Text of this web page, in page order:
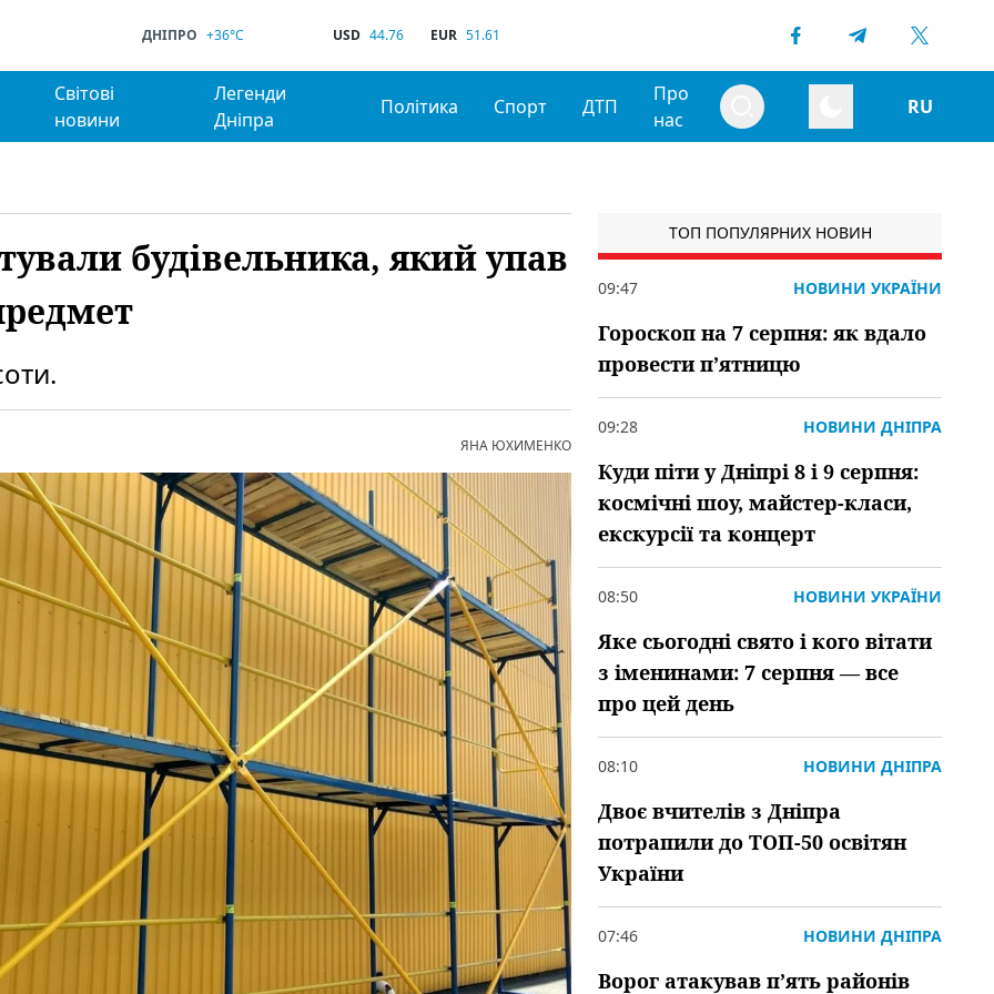
ДНІПРО +36°C USD 44.76 EUR 51.61
Світові
новини
Легенди
Дніпра
Політика Спорт ДТП
Про
нас
RU
будівельника, який упав
ЯНА ЮХИМЕНКО
ТОП ПОПУЛЯРНИХ НОВИН
09:47 НОВИНИ УКРАЇНИ
Гороскоп на 7 серпня: як вдало
провести пʼятницю
09:28 НОВИНИ ДНІПРА
Куди піти у Дніпрі 8 і 9 серпня:
космічні шоу, майстер-класи,
екскурсії та концерт
08:50 НОВИНИ УКРАЇНИ
Яке сьогодні свято і кого вітати
з іменинами: 7 серпня — все
про цей день
08:10 НОВИНИ ДНІПРА
Двоє вчителів з Дніпра
потрапили до ТОП-50 освітян
України
07:46 НОВИНИ ДНІПРА
Ворог атакував пʼять районів